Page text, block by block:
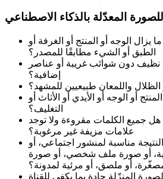
المعدّلة بالذكاء الاصطناعي
يزال الوجه أو المنتج أو الغرفة أو
الطبق أو الشيء مطابقًا للمصدر؟
نظيف دون شوائب غريبة أو عناصر
إضافية؟
الظلال واللمعان طبيعيين للمشهد؟
أو الوجه أو الأيدي أو الأثاث أو
التغليف؟
جميع الكلمات مقروءة ولا توجد
علامات مزيفة غير مرغوبة؟
مناسبة لمنشور اجتماعي، أو
أو صورة ملف شخصي، أو صورة
أو ملصق، أو مرئية لمدونة؟
المنزّلة حادة بما يكفي للقناة